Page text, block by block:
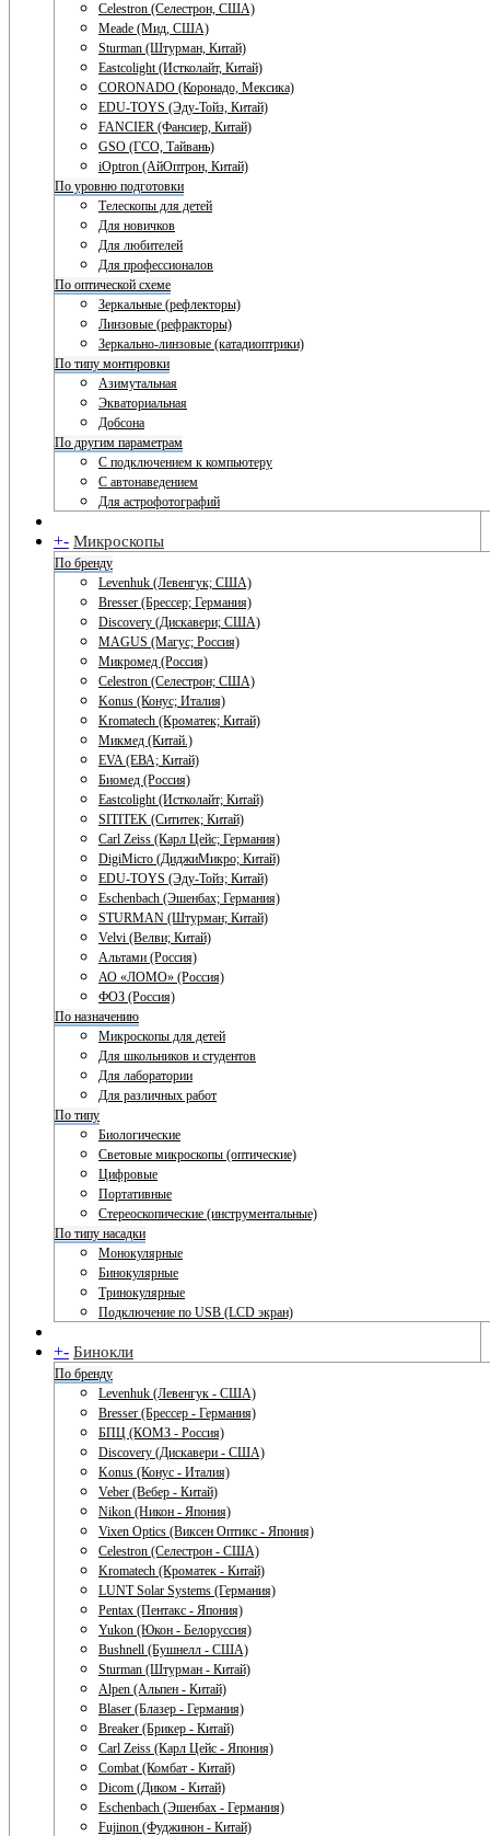
Celestron (Селестрон, США)
Meade (Мид, США)
Sturman (Штурман, Китай)
Eastcolight (Истколайт, Китай)
CORONADO (Коронадо, Мексика)
EDU-TOYS (Эду-Тойз, Китай)
FANCIER (Фансиер, Китай)
GSO (ГСО, Тайвань)
iOptron (АйОптрон, Китай)
По уровню подготовки
Телескопы для детей
Для новичков
Для любителей
Для профессионалов
По оптической схеме
Зеркальные (рефлекторы)
Линзовые (рефракторы)
Зеркально-линзовые (катадиоптрики)
По типу монтировки
Азимутальная
Экваториальная
Добсона
По другим параметрам
С подключением к компьютеру
С автонаведением
Для астрофотографий
+- Микроскопы
По бренду
Levenhuk (Левенгук; США)
Bresser (Брессер; Германия)
Discovery (Дискавери; США)
MAGUS (Магус; Россия)
Микромед (Россия)
Celestron (Селестрон; США)
Konus (Конус; Италия)
Kromatech (Кроматек; Китай)
Микмед (Китай.)
EVA (ЕВА; Китай)
Биомед (Россия)
Eastcolight (Истколайт; Китай)
SITITEK (Сититек; Китай)
Carl Zeiss (Карл Цейс; Германия)
DigiMicro (ДиджиМикро; Китай)
EDU-TOYS (Эду-Тойз; Китай)
Eschenbach (Эшенбах; Германия)
STURMAN (Штурман; Китай)
Velvi (Велви; Китай)
Альтами (Россия)
АО «ЛОМО» (Россия)
ФОЗ (Россия)
По назначению
Микроскопы для детей
Для школьников и студентов
Для лаборатории
Для различных работ
По типу
Биологические
Световые микроскопы (оптические)
Цифровые
Портативные
Стереоскопические (инструментальные)
По типу насадки
Монокулярные
Бинокулярные
Тринокулярные
Подключение по USB (LCD экран)
+- Бинокли
По бренду
Levenhuk (Левенгук - США)
Bresser (Брессер - Германия)
БПЦ (КОМЗ - Россия)
Discovery (Дискавери - США)
Konus (Конус - Италия)
Veber (Вебер - Китай)
Nikon (Никон - Япония)
Vixen Optics (Виксен Оптикс - Япония)
Celestron (Селестрон - США)
Kromatech (Кроматек - Китай)
LUNT Solar Systems (Германия)
Pentax (Пентакс - Япония)
Yukon (Юкон - Белоруссия)
Bushnell (Бушнелл - США)
Sturman (Штурман - Китай)
Alpen (Альпен - Китай)
Blaser (Блазер - Германия)
Breaker (Брикер - Китай)
Carl Zeiss (Карл Цейс - Япония)
Combat (Комбат - Китай)
Dicom (Диком - Китай)
Eschenbach (Эшенбах - Германия)
Fujinon (Фуджинон - Китай)